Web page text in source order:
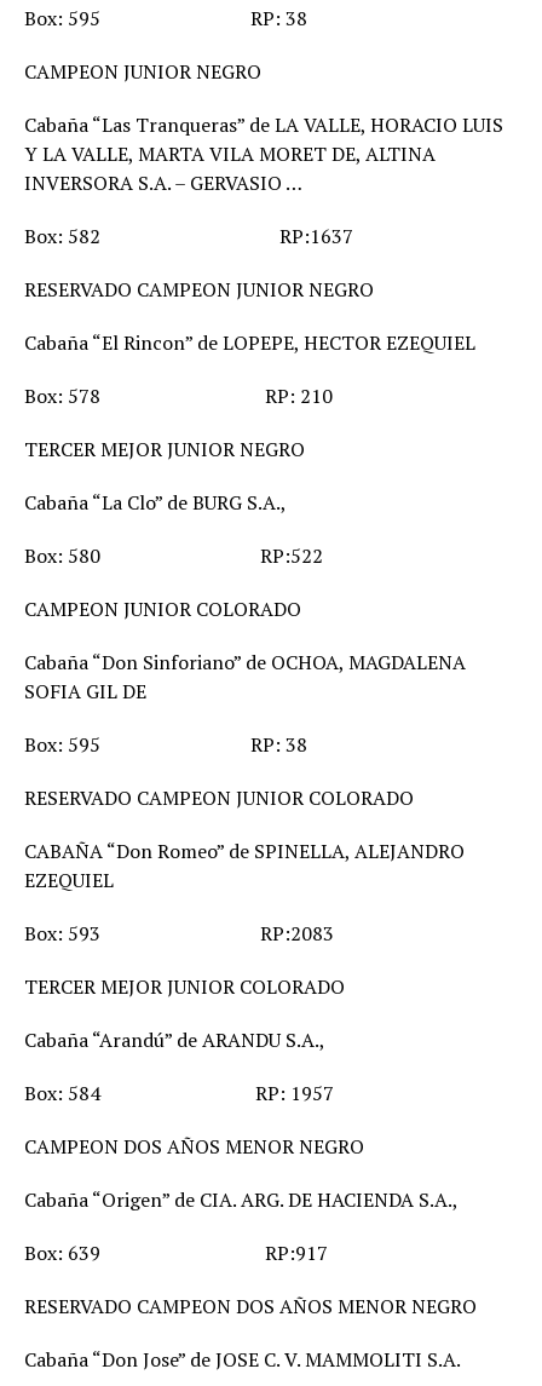
Box: 595 RP: 38
CAMPEON JUNIOR NEGRO
Cabaña “Las Tranqueras” de LA VALLE, HORACIO LUIS
Y LA VALLE, MARTA VILA MORET DE, ALTINA
INVERSORA S.A. – GERVASIO …
Box: 582 RP:1637
RESERVADO CAMPEON JUNIOR NEGRO
Cabaña “El Rincon” de LOPEPE, HECTOR EZEQUIEL
Box: 578 RP: 210
TERCER MEJOR JUNIOR NEGRO
Cabaña “La Clo” de BURG S.A.,
Box: 580 RP:522
CAMPEON JUNIOR COLORADO
Cabaña “Don Sinforiano” de OCHOA, MAGDALENA
SOFIA GIL DE
Box: 595 RP: 38
RESERVADO CAMPEON JUNIOR COLORADO
CABAÑA “Don Romeo” de SPINELLA, ALEJANDRO
EZEQUIEL
Box: 593 RP:2083
TERCER MEJOR JUNIOR COLORADO
Cabaña “Arandú” de ARANDU S.A.,
Box: 584 RP: 1957
CAMPEON DOS AÑOS MENOR NEGRO
Cabaña “Origen” de CIA. ARG. DE HACIENDA S.A.,
Box: 639 RP:917
RESERVADO CAMPEON DOS AÑOS MENOR NEGRO
Cabaña “Don Jose” de JOSE C. V. MAMMOLITI S.A.